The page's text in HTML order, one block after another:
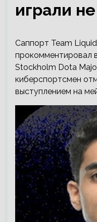
играли
Саппорт Team
прокомментировал
Stockholm Dota
киберспортсмен
выступлением на